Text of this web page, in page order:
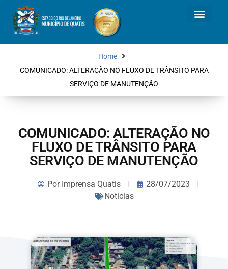
Home
COMUNICADO: ALTERAÇÃO NO FLUXO DE TRÂNSITO PARA
SERVIÇO DE MANUTENÇÃO
COMUNICADO: ALTERAÇÃO NO
FLUXO DE TRÂNSITO PARA
SERVIÇO DE MANUTENÇÃO
PorImprensa Quatis
28/07/2023
Notícias